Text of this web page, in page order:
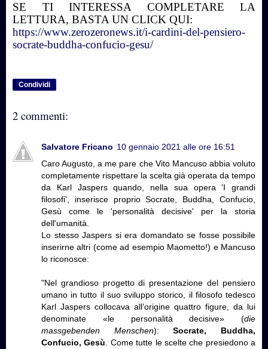
SE TI INTERESSA COMPLETARE LA
LETTURA, BASTA UN CLICK QUI:
https://www.zerozeronews.it/i-cardini-del-pensiero-
socrate-buddha-confucio-gesu/
Condividi
2 commenti:
Salvatore Fricano 10 gennaio 2021 alle ore 16:51
Caro Augusto, a me pare che Vito Mancuso abbia voluto
completamente rispettare la scelta già operata da tempo
da Karl Jaspers quando, nella sua opera 'I grandi
filosofi', inserisce proprio Socrate, Buddha, Confucio,
Gesù come le 'personalità decisive' per la storia
dell'umanità.
Lo stesso Jaspers si era domandato se fosse possibile
inserirne altri (come ad esempio Maometto!) e Mancuso
lo riconosce:
"Nel grandioso progetto di presentazione del pensiero
umano in tutto il suo sviluppo storico, il filosofo tedesco
Karl Jaspers collocava all’origine quattro figure, da lui
denominate «le personalità decisive» (die
massgebenden Menschen):Socrate, Buddha,
Confucio, Gesù. Come tutte le scelte che presiedono a